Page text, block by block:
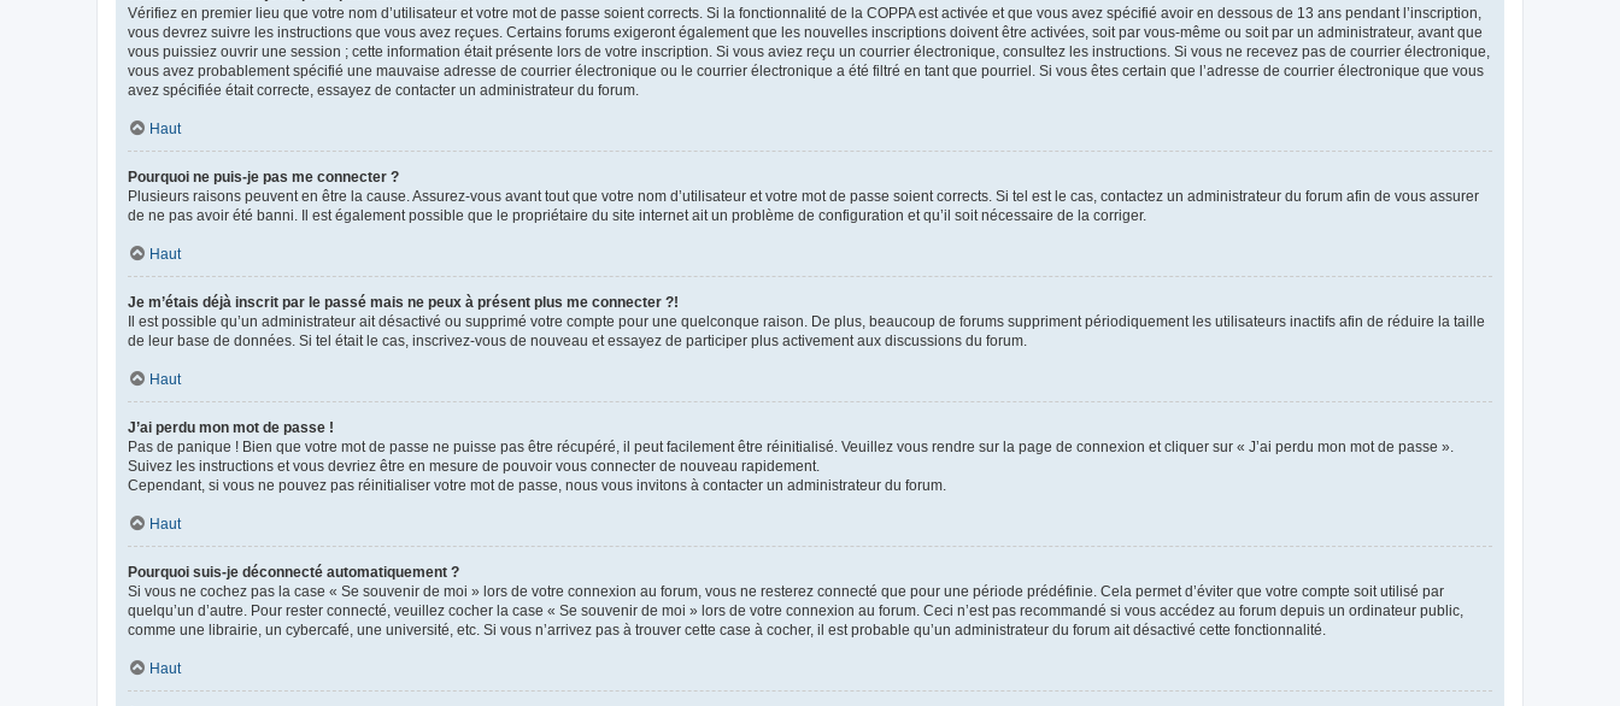
Vérifiez en premier lieu que votre nom d’utilisateur et votre mot de passe soient corrects. Si la fonctionnalité de la COPPA est activée et que vous avez spécifié avoir en dessous de 13 ans pendant l’inscription,
vous devrez suivre les instructions que vous avez reçues. Certains forums exigeront également que les nouvelles inscriptions doivent être activées, soit par vous-même ou soit par un administrateur, avant que
vous puissiez ouvrir une session ; cette information était présente lors de votre inscription. Si vous aviez reçu un courrier électronique, consultez les instructions. Si vous ne recevez pas de courrier électronique,
vous avez probablement spécifié une mauvaise adresse de courrier électronique ou le courrier électronique a été filtré en tant que pourriel. Si vous êtes certain que l’adresse de courrier électronique que vous
avez spécifiée était correcte, essayez de contacter un administrateur du forum.
Haut
Pourquoi ne puis-je pas me connecter ?
Plusieurs raisons peuvent en être la cause. Assurez-vous avant tout que votre nom d’utilisateur et votre mot de passe soient corrects. Si tel est le cas, contactez un administrateur du forum afin de vous assurer
de ne pas avoir été banni. Il est également possible que le propriétaire du site internet ait un problème de configuration et qu’il soit nécessaire de la corriger.
Haut
Je m’étais déjà inscrit par le passé mais ne peux à présent plus me connecter ?!
Il est possible qu’un administrateur ait désactivé ou supprimé votre compte pour une quelconque raison. De plus, beaucoup de forums suppriment périodiquement les utilisateurs inactifs afin de réduire la taille
de leur base de données. Si tel était le cas, inscrivez-vous de nouveau et essayez de participer plus activement aux discussions du forum.
Haut
J’ai perdu mon mot de passe !
Pas de panique ! Bien que votre mot de passe ne puisse pas être récupéré, il peut facilement être réinitialisé. Veuillez vous rendre sur la page de connexion et cliquer sur « J’ai perdu mon mot de passe ».
Suivez les instructions et vous devriez être en mesure de pouvoir vous connecter de nouveau rapidement.
Cependant, si vous ne pouvez pas réinitialiser votre mot de passe, nous vous invitons à contacter un administrateur du forum.
Haut
Pourquoi suis-je déconnecté automatiquement ?
Si vous ne cochez pas la case « Se souvenir de moi » lors de votre connexion au forum, vous ne resterez connecté que pour une période prédéfinie. Cela permet d’éviter que votre compte soit utilisé par
quelqu’un d’autre. Pour rester connecté, veuillez cocher la case « Se souvenir de moi » lors de votre connexion au forum. Ceci n’est pas recommandé si vous accédez au forum depuis un ordinateur public,
comme une librairie, un cybercafé, une université, etc. Si vous n’arrivez pas à trouver cette case à cocher, il est probable qu’un administrateur du forum ait désactivé cette fonctionnalité.
Haut